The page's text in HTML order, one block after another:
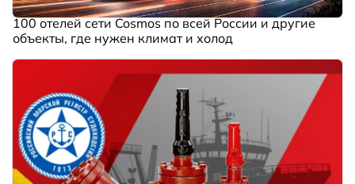
100 отелей сети Cosmos по всей России и другие
объекты, где нужен климат и холод